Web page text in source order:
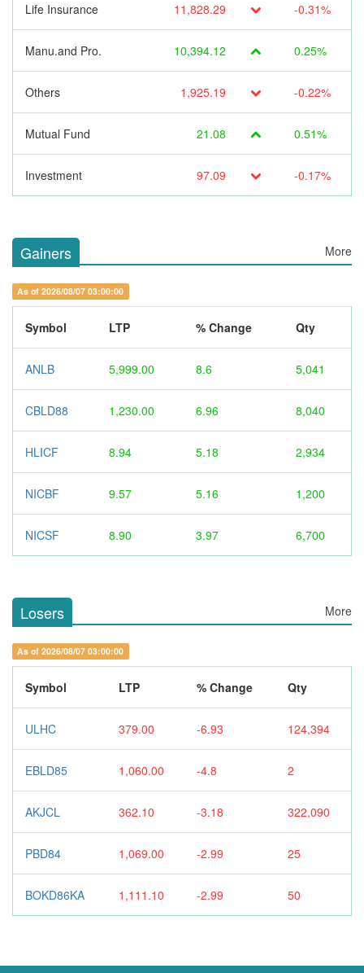
Life Insurance 11,828.29 -0.31%
Manu.and Pro. 10,394.12 0.25%
Others 1,925.19 -0.22%
Mutual Fund 21.08 0.51%
Investment 97.09 -0.17%
Gainers More
As of 2026/08/07 03:00:00
Symbol LTP % Change Qty
ANLB 5,999.00 8.6 5,041
CBLD88 1,230.00 6.96 8,040
HLICF 8.94 5.18 2,934
NICBF 9.57 5.16 1,200
NICSF 8.90 3.97 6,700
Losers More
As of 2026/08/07 03:00:00
Symbol LTP % Change Qty
ULHC 379.00 -6.93 124,394
EBLD85 1,060.00 -4.8 2
AKJCL 362.10 -3.18 322,090
PBD84 1,069.00 -2.99 25
BOKD86KA 1,111.10 -2.99 50